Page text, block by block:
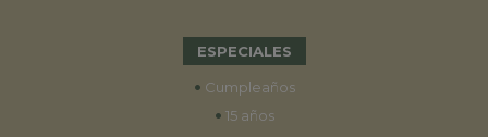
ESPECIALES
• Cumpleaños
• 15 años